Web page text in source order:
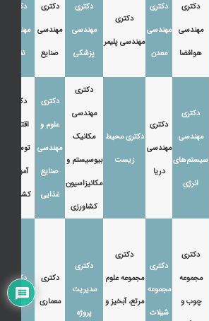
دکتری
مهندسی
هوافضا
دکتری
مهندسی
معدن
دکتری
مهندسی پلیمر
دکتری
مهندسی
پزشکی
دکتری
مهندسی
صنایع
دکتری
مهندسی
نفت
دکتری
مهندسی
سیستم‌های
انرژی
دکتری
مهندسی
دریا
دکتری محیط
زیست
دکتری
مهندسی
مکانیک
بیوسیستم و
مکانیزاسیون
کشاورزی
دکتری
علوم و
مهندسی
صنایع
غذایی
دکتری
اقتصاد،
توسعه و
آموزش
کشاورزی
دکتری
مجموعه
چوب و
دکتری
مجموعه
شیلات
دکتری
مجموعه علوم
مرتع، آبخیز و
دکتری
مدیریت
پروژه
دکتری
معماری
دکتری
شهرسازی